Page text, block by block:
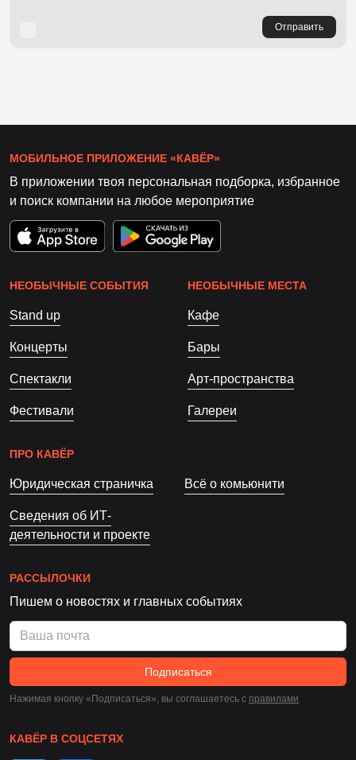
Отправить
МОБИЛЬНОЕ ПРИЛОЖЕНИЕ «КАВЁР»
В приложении твоя персональная подборка, избранное
и поиск компании на любое мероприятие
НЕОБЫЧНЫЕ СОБЫТИЯ
Stand up
Концерты
Спектакли
Фестивали
НЕОБЫЧНЫЕ МЕСТА
Кафе
Бары
Арт-пространства
Галереи
ПРО КАВЁР
Юридическая страничка Всё о комьюнити
Сведения об ИТ-
деятельности и проекте
РАССЫЛОЧКИ
Пишем о новостях и главных событиях
Подписаться
Нажимая кнопку «Подписаться», вы соглашаетесь c правилами
КАВЁР В СОЦСЕТЯХ